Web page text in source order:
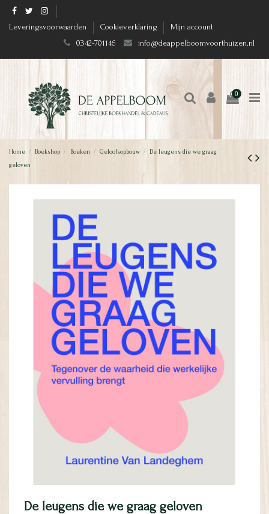
Leveringsvoorwaarden Cookieverklaring
Mijn account
0342-701146
info@deappelboomvoorthuizen.nl
0
Home Boekshop Boeken Geloofsopbouw
De leugens die we graag
geloven
De leugens die we graag geloven